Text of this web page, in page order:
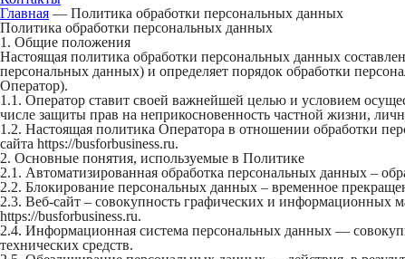
Главная — Политика обработки персональных данных
Политика обработки персональных данных
1. Общие положения
Настоящая политика обработки персональных данных
персональных данных) и определяет порядок обработки
Оператор).
1.1. Оператор ставит своей важнейшей целью и условием
числе защиты прав на неприкосновенность частной жизни,
1.2. Настоящая политика Оператора в отношении обработки
сайта https://busforbusiness.ru.
2. Основные понятия, используемые в Политике
2.1. Автоматизированная обработка персональных данных –
2.2. Блокирование персональных данных – временное
2.3. Веб-сайт – совокупность графических и информационных
https://busforbusiness.ru.
2.4. Информационная система персональных данных —
технических средств.